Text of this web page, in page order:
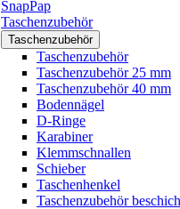
SnapPap
Taschenzubehör
Taschenzubehör
Taschenzubehör
Taschenzubehör 25 mm
Taschenzubehör 40 mm
Bodennägel
D-Ringe
Karabiner
Klemmschnallen
Schieber
Taschenhenkel
Taschenzubehör